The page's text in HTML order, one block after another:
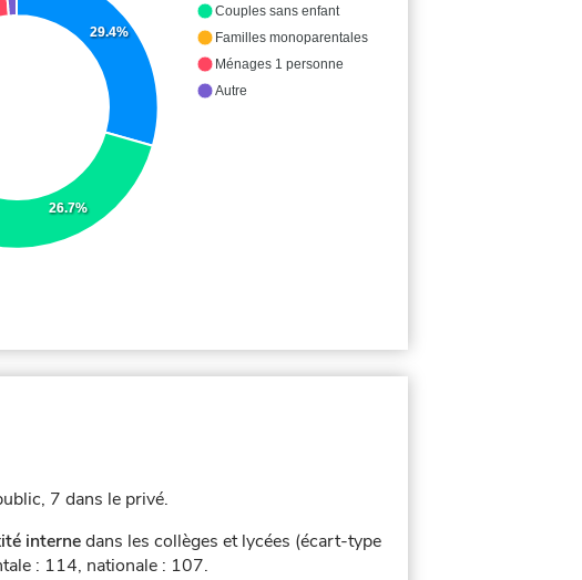
29.4%
26.7%
Couples sans enfant
Familles monoparentales
Ménages 1 personne
Autre
7 dans le privé.
internedans les collèges et lycées (écart-type
: 114, nationale : 107.